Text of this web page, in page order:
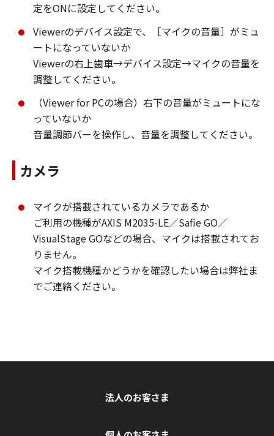
定をONに設定してください。
Viewerのデバイス設定で、［マイクの音量］がミュ
ートになっていないか
Viewerの右上歯車→デバイス設定→マイクの音量を
調整してください。
（Viewer for PCの場合）右下の音量がミュートにな
っていないか
音量調節バーを操作し、音量を調整してください。
カメラ
マイクが搭載されているカメラであるか
ご利用の機種がAXIS M2035-LE／Safie GO／
VisualStage GOなどの場合、マイクは搭載されてお
りません。
マイク搭載機種かどうかを確認したい場合は弊社ま
でご連絡ください。
法人のお客さま